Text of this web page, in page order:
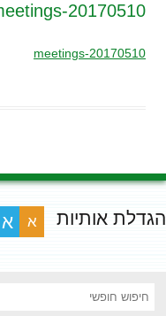
20170510-meetings
20170510-meetings
הגדלת אותיות א א